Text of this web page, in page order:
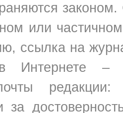
или
ссылка на
(в Интернете
за